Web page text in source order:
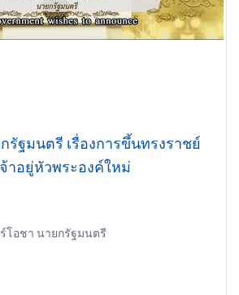
ฐมนตรี เรื่องการขึ้นทรงราชย์
าอยู่หัวพระองค์ใหม่
โอชา นายกรัฐมนตรี